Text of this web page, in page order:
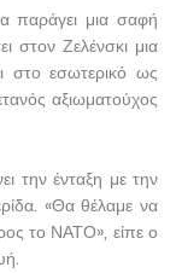
παράγει μια σαφή
στον Ζελένσκι μια
στο εσωτερικό ως
αξιωματούχος
την ένταξη με την
«Θα θέλαμε να
το ΝΑΤΟ», είπε ο